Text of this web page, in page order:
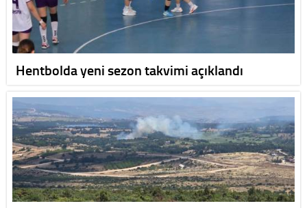
Hentbolda yeni sezon takvimi açıklandı